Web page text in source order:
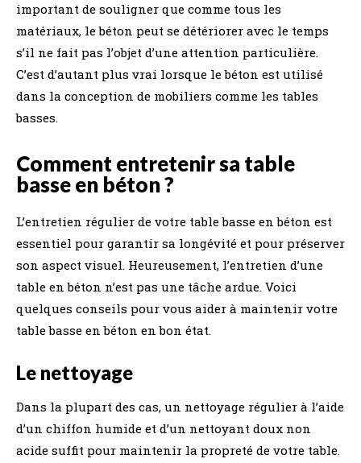
important de souligner que comme tous les
matériaux, le béton peut se détériorer avec le temps
s’il ne fait pas l’objet d’une attention particulière.
C’est d’autant plus vrai lorsque le béton est utilisé
dans la conception de mobiliers comme les tables
basses.
Comment entretenir sa table
basse en béton ?
L’entretien régulier de votre table basse en béton est
essentiel pour garantir sa longévité et pour préserver
son aspect visuel. Heureusement, l’entretien d’une
table en béton n’est pas une tâche ardue. Voici
quelques conseils pour vous aider à maintenir votre
table basse en béton en bon état.
Le nettoyage
Dans la plupart des cas, un nettoyage régulier à l’aide
d’un chiffon humide et d’un nettoyant doux non
acide suffit pour maintenir la propreté de votre table.